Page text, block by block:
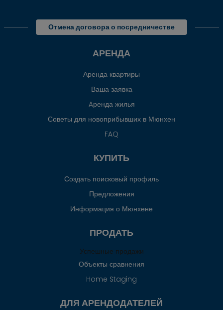
Отмена договора о посредничестве
АРЕНДА
Аренда квартиры
Ваша заявка
Aренда жилья
Советы для новоприбывших в Мюнхен
FAQ
КУПИТЬ
Создать поисковый профиль
Предложения
Информация о Мюнхене
ПРОДАТЬ
Успешные продажи
Объекты сравнения
Home Staging
ДЛЯ АРЕНДОДАТЕЛЕЙ